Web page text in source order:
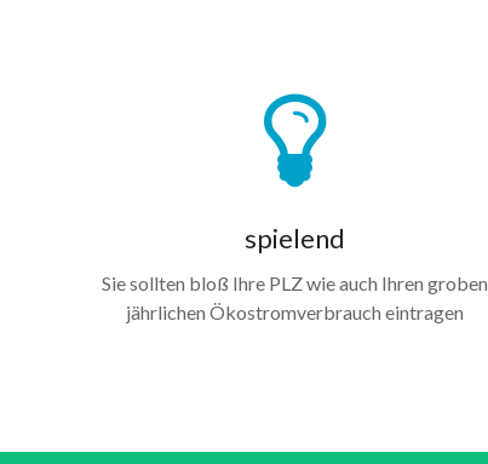
spielend
Sie sollten bloß Ihre PLZ wie auch Ihren groben
jährlichen Ökostromverbrauch eintragen